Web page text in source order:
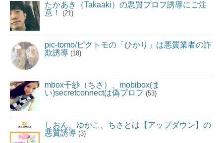
たかあき（Takaaki）の悪質プロフ誘導にご注
意！
(21)
pic-tomo/ピクトモの「ひかり」は悪質業者の詐
欺誘導 (18)
mbox千紗（ちさ）、mobibox(ま
い)secretconnectは偽プロフ (53)
しおん、ゆかこ、ちさとは【アップダウン】の
悪質誘導 (3)